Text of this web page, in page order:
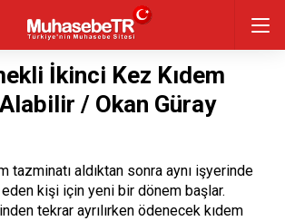
İkinci Kez Kıdem
/ Okan Güray
tazminatı aldıktan sonra aynı işyerinde
kişi için yeni bir dönem başlar.
tekrar ayrılırken ödenecek kıdem